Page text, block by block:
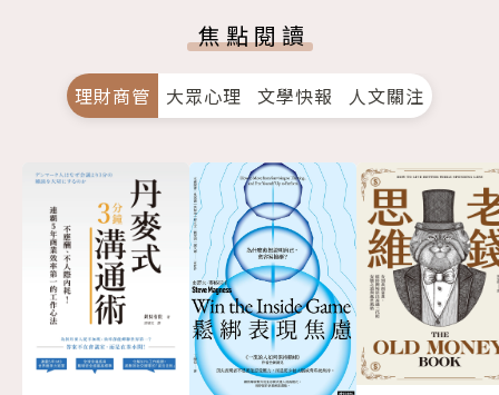
焦點閱讀
理財商管 大眾心理 文學快報 人文關注